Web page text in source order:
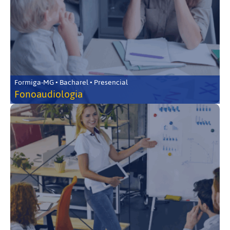
Formiga-MG • Bacharel • Presencial
Fonoaudiologia